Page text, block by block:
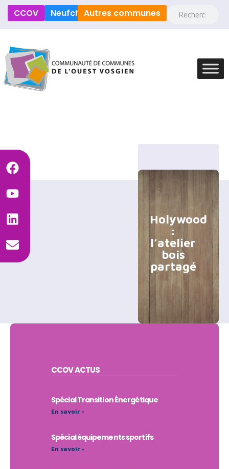
CCOV NeufchâteauAutres communes
Holywood
:
l’atelier
bois
partagé
CCOVACTUS
Spécial Transition Énergétique
En savoir +
Spécial équipements sportifs
En savoir +